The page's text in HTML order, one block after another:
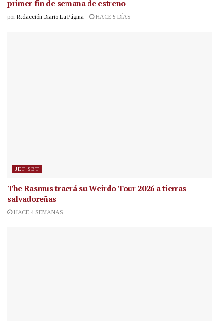
primer fin de semana de estreno
por Redacción Diario La Página HACE 5 DÍAS
JET SET
The Rasmus traerá su Weirdo Tour 2026 a tierras
salvadoreñas
HACE 4 SEMANAS